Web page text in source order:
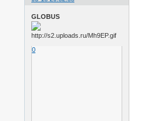
GLOBUS
0